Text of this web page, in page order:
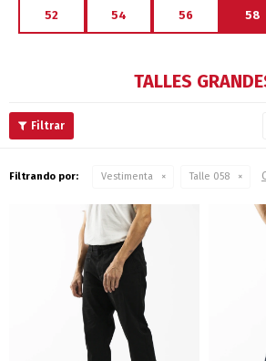
52 54 56 58
TALLES
Filtrando por: Vestimenta Talle 058